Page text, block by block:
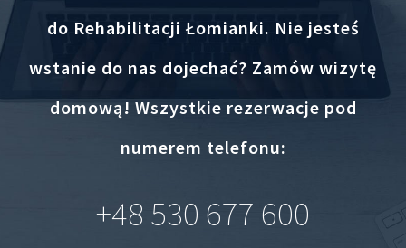
do Rehabilitacji Łomianki. Nie jesteś
wstanie do nas dojechać? Zamów wizytę
domową! Wszystkie rezerwacje pod
numerem telefonu:
+48 530 677 600